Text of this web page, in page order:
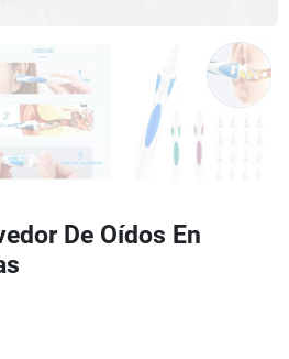
De Oídos En